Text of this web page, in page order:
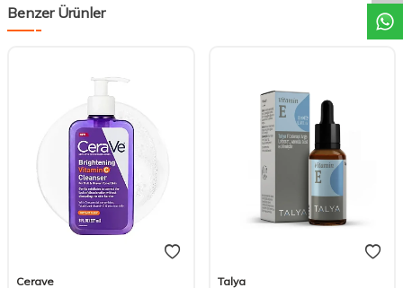
Benzer Ürünler
Cerave
Talya